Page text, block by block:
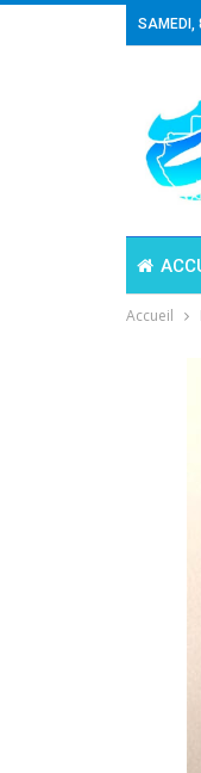
SAMEDI,
Accueil